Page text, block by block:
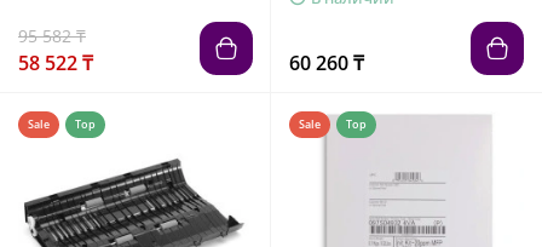
95 582 ₸
58 522 ₸ 60 260 ₸
Sale Top Sale Top